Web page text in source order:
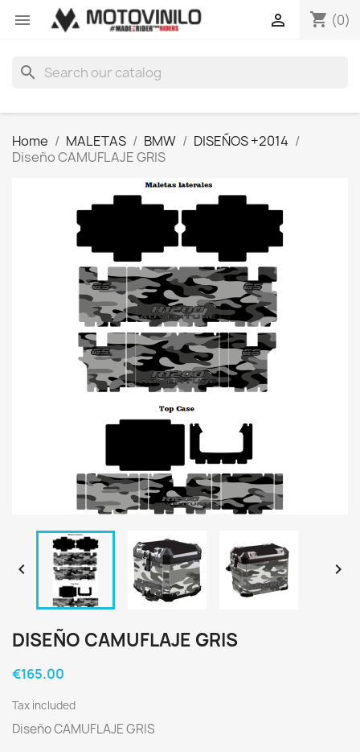
 shopping_cart (0)

search
Home MALETAS BMW
DISEÑOS +2014
Diseño CAMUFLAJE GRIS
 
DISEÑO CAMUFLAJE GRIS
€165.00
Tax included
Diseño CAMUFLAJE GRIS